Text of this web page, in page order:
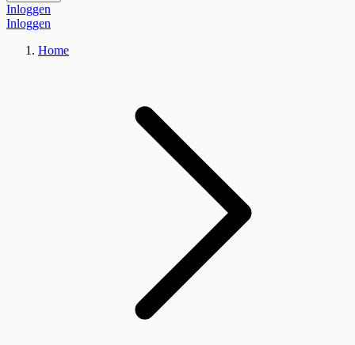
Inloggen
Inloggen
Home